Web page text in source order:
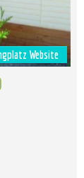
Website